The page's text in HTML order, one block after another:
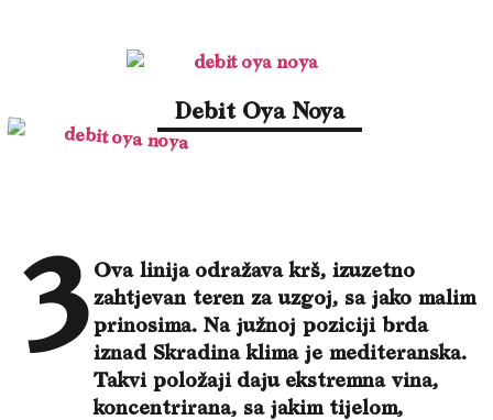
Debit Oya Noya
Ova linija odražava krš, izuzetno
zahtjevan teren za uzgoj, sa jako malim
prinosima. Na južnoj poziciji brda
iznad Skradina klima je mediteranska.
Takvi položaji daju ekstremna vina,
koncentrirana, sa jakim tijelom,